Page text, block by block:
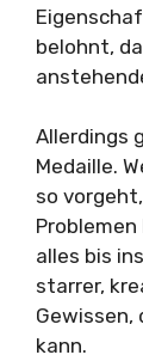
belohnt,
Allerdings
Medaille.
so
alles bis
starrer,
Gewissen,
kann.